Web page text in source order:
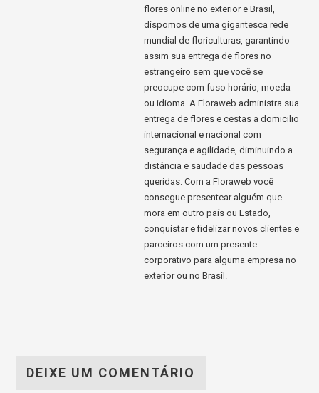
flores online no exterior e Brasil,
dispomos de uma gigantesca rede
mundial de floriculturas, garantindo
assim sua entrega de flores no
estrangeiro sem que você se
preocupe com fuso horário, moeda
ou idioma. A Floraweb administra sua
entrega de flores e cestas a domicilio
internacional e nacional com
segurança e agilidade, diminuindo a
distância e saudade das pessoas
queridas. Com a Floraweb você
consegue presentear alguém que
mora em outro país ou Estado,
conquistar e fidelizar novos clientes e
parceiros com um presente
corporativo para alguma empresa no
exterior ou no Brasil.
DEIXE UM COMENTÁRIO